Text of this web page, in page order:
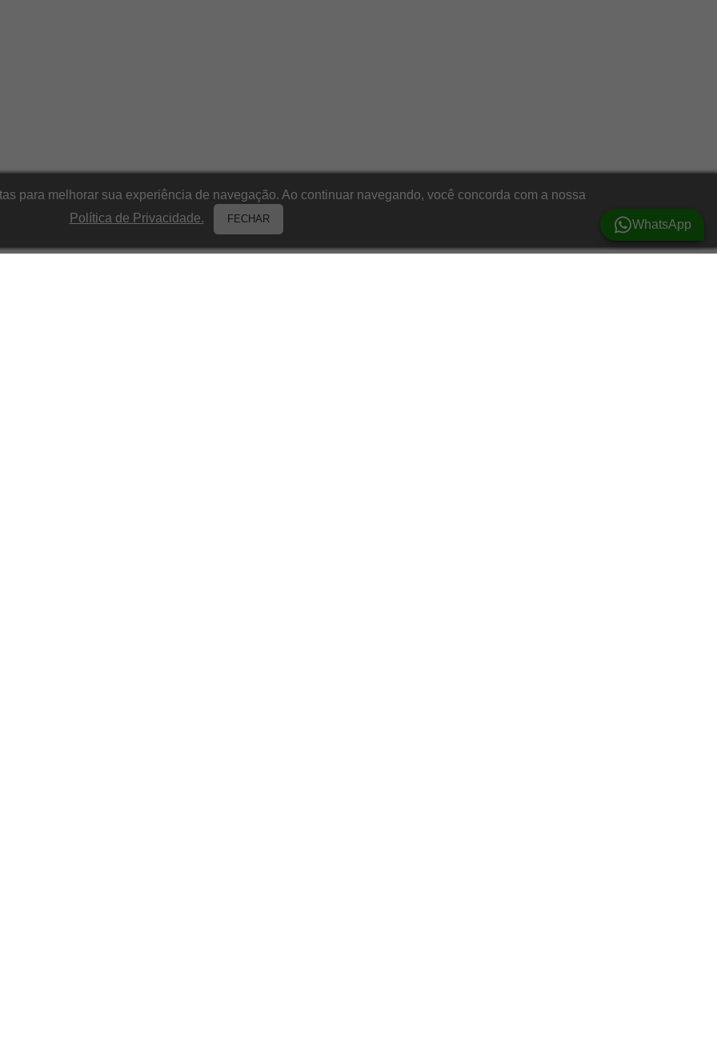
para melhorar sua experiência de navegação. Ao continuar navegando, você concorda com a nossa
Política de Privacidade.
FECHAR WhatsApp